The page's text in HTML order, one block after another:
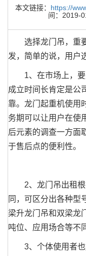
本文链接： https://
间：2019-
选择龙门吊，重要
发，简单的说，用户
1、在市场上，要
成立时间长肯定是公
靠。龙门起重机使用
务期可以让用户在使
后元素的调查一方面
于售后点的便利性。
2、龙门吊出租根
同，可区分出各种型
梁升龙门吊和双梁龙
吨位、应用场合等不
3、个体使用者也